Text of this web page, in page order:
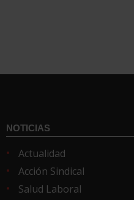
NOTICIAS
Actualidad
Acción Sindical
Salud Laboral